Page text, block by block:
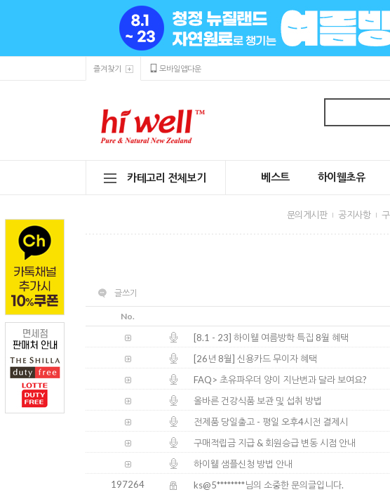
즐겨찾기 모바일앱다운
카테고리 전체보기 베스트 하이웰초유
문의게시판 공지사항
글쓰기
No.
[8.1 - 23] 하이웰 여름방학 특집 8월 혜택
[26년 8월] 신용카드 무이자 혜택
FAQ> 초유파우더 양이 지난번과 달라 보여요?
올바른 건강식품 보관 및 섭취 방법
전제품 당일출고 - 평일 오후4시전 결제시
구매적립금 지급 & 회원승급 변동 시점 안내
하이웰 샘플신청 방법 안내
197264
ks@5********님의 소중한 문의글입니다.